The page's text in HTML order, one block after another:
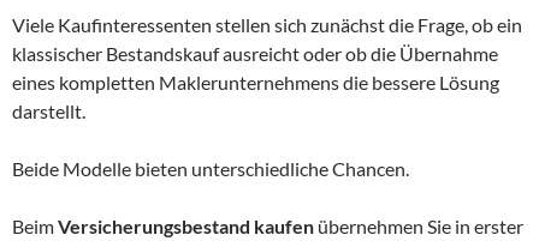
Viele Kaufinteressenten stellen sich zunächst die Frage, ob ein
klassischer Bestandskauf ausreicht oder ob die Übernahme
eines kompletten Maklerunternehmens die bessere Lösung
darstellt.
Beide Modelle bieten unterschiedliche Chancen.
BeimVersicherungsbestand kaufen übernehmen Sie in erster